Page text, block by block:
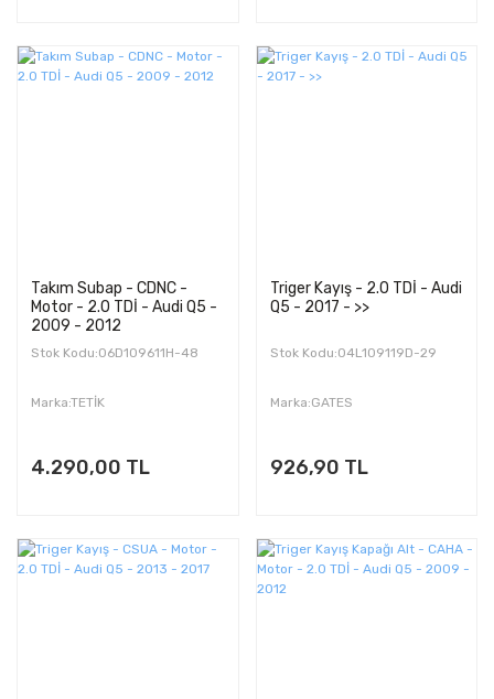
Takım Subap - CDNC -
Motor - 2.0 TDİ - Audi Q5 -
2009 - 2012
Stok Kodu:06D109611H-48
Marka:TETİK
4.290,00 TL
Triger Kayış - 2.0 TDİ - Audi
Q5 - 2017 - >>
Stok Kodu:04L109119D-29
Marka:GATES
926,90 TL